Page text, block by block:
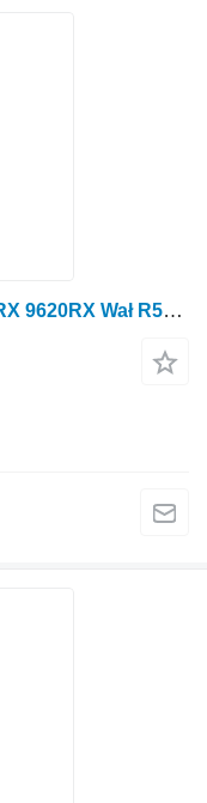
John Deere 9420RX 9470RX 9520RX 9620RX Wał R555084 Antriebswelle für John Deere 9420RX 9470RX 9520RX 9620RX Radtraktor